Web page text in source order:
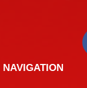
NAVIGATION